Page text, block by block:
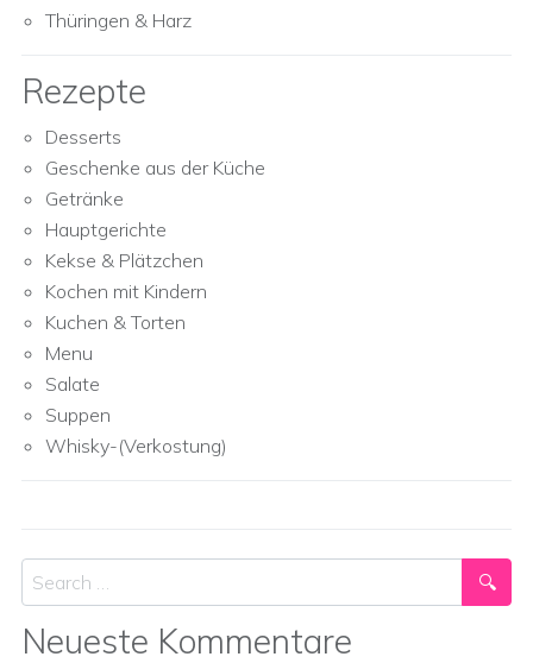
Thüringen & Harz
Rezepte
Desserts
Geschenke aus der Küche
Getränke
Hauptgerichte
Kekse & Plätzchen
Kochen mit Kindern
Kuchen & Torten
Menu
Salate
Suppen
Whisky-(Verkostung)
Search
Neueste Kommentare